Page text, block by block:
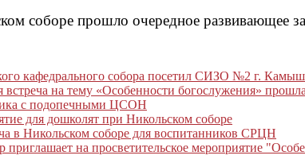
соборе прошло очередное
кафедрального собора посетил СИЗО №2 г.
встреча на тему «Особенности богослужения»
с подопечными ЦСОН
для дошколят при Никольском соборе
в Никольском соборе для воспитанников СРЦН
приглашает на просветительское мероприятие